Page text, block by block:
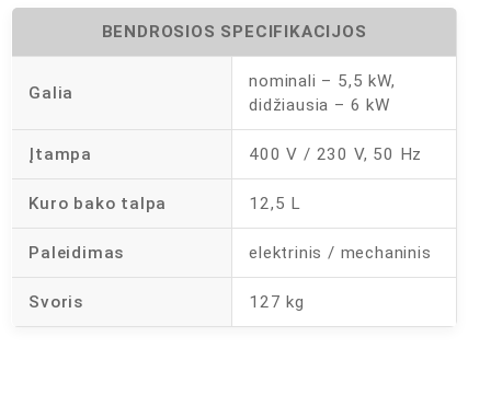
BENDROSIOS SPECIFIKACIJOS
Galia
nominali – 5,5 kW,
didžiausia – 6 kW
Įtampa 400 V / 230 V, 50 Hz
Kuro bako talpa 12,5 L
Paleidimas elektrinis / mechaninis
Svoris 127 kg